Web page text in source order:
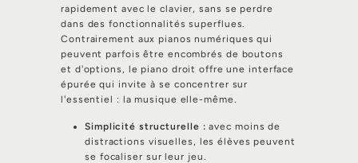
rapidement avec le clavier, sans se perdre
dans des fonctionnalités superflues.
Contrairement aux pianos numériques qui
peuvent parfois être encombrés de boutons
et d'options, le piano droit offre une interface
épurée qui invite à se concentrer sur
l'essentiel : la musique elle-même.
Simplicité structurelle : avec moins de
distractions visuelles, les élèves peuvent
se focaliser sur leur jeu.